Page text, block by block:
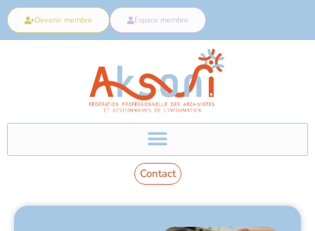
Devenir membre Espace membre
Contact